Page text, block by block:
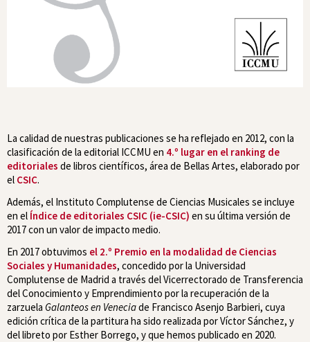
La calidad de nuestras publicaciones se ha reflejado en 2012, con la
clasificación de la editorial ICCMU en 4.º lugar en el ranking de
editoriales de libros científicos, área de Bellas Artes, elaborado por
el CSIC.
Además, el Instituto Complutense de Ciencias Musicales se incluye
en el Índice de editoriales CSIC (ie-CSIC) en su última versión de
2017 con un valor de impacto medio.
En 2017 obtuvimos el 2.º Premio en la modalidad de Ciencias
Sociales y Humanidades, concedido por la Universidad
Complutense de Madrid a través del Vicerrectorado de Transferencia
del Conocimiento y Emprendimiento por la recuperación de la
zarzuela Galanteos en Veneciade Francisco Asenjo Barbieri, cuya
edición crítica de la partitura ha sido realizada por Víctor Sánchez, y
del libreto por Esther Borrego, y que hemos publicado en 2020.